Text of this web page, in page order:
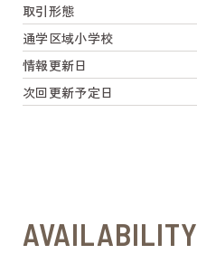
取引形態
通学区域小学校
情報更新日
次回更新予定日
AVAILABILITY